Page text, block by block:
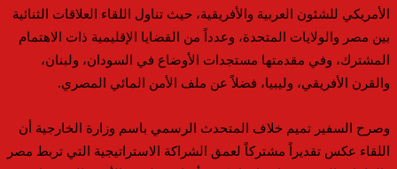
الأمريكي للشئون العربية والأفريقية، حيث تناول اللقاء العلاقات الثنائية
بين مصر والولايات المتحدة، وعدداً من القضايا الإقليمية ذات الاهتمام
المشترك، وفي مقدمتها مستجدات الأوضاع في السودان، ولبنان،
والقرن الأفريقي، وليبيا، فضلاً عن ملف الأمن المائي المصري.
وصرح السفير تميم خلاف المتحدث الرسمي باسم وزارة الخارجية أن
اللقاء عكس تقديراً مشتركاً لعمق الشراكة الاستراتيجية التي تربط مصر